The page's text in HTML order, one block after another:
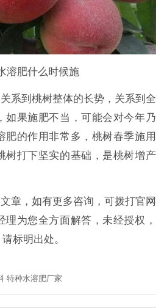
溶肥什么时候施
到桃树整体的长势，关系到全
如果施肥不当，可能会对今年乃
肥的作用非常多，桃树春季施用
树打下坚实的基础，是桃树增产
，如有更多咨询，可拨打官网
理为您全方面解答，未经授权，
标明出处。
特种水溶肥厂家